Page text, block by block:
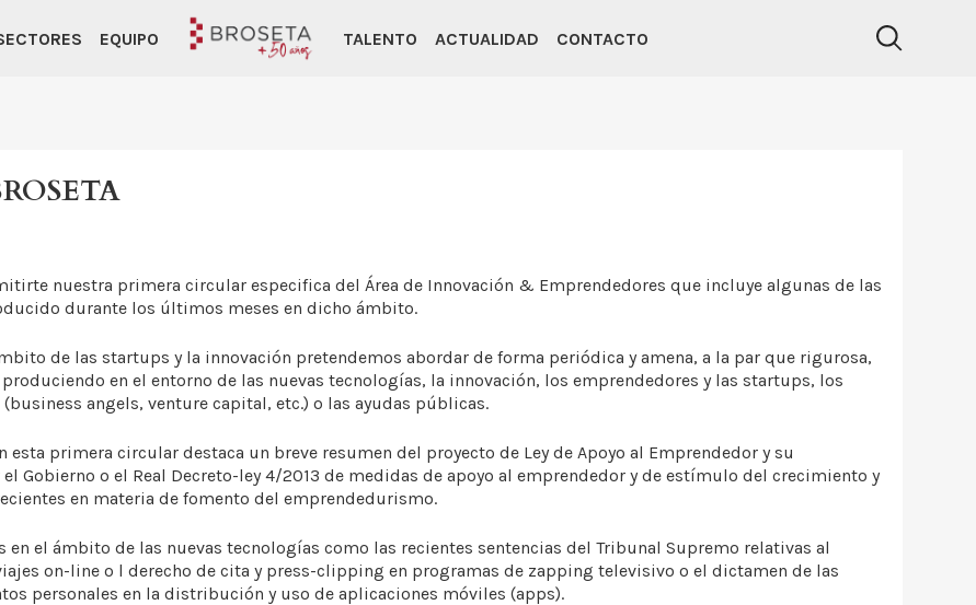
EQUIPO TALENTO ACTUALIDAD CONTACTO
nuestra primera circular especifica del Área de Innovación & Emprendedores que incluye algunas de las
durante los últimos meses en dicho ámbito.
de las startups y la innovación pretendemos abordar de forma periódica y amena, a la par que rigurosa,
en el entorno de las nuevas tecnologías, la innovación, los emprendedores y las startups, los
angels, venture capital, etc.) o las ayudas públicas.
primera circular destaca un breve resumen del proyecto de Ley de Apoyo al Emprendedor y su
Gobierno o el Real Decreto-ley 4/2013 de medidas de apoyo al emprendedor y de estímulo del crecimiento y
en materia de fomento del emprendedurismo.
el ámbito de las nuevas tecnologías como las recientes sentencias del Tribunal Supremo relativas al
on-line o l derecho de cita y press-clipping en programas de zapping televisivo o el dictamen de las
personales en la distribución y uso de aplicaciones móviles (apps).